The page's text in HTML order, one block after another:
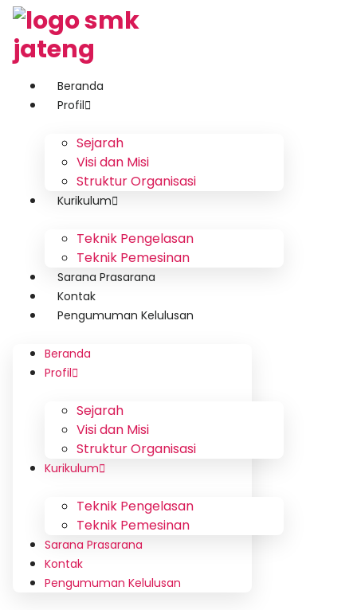
Beranda
Profil
Sejarah
Visi dan Misi
Struktur Organisasi
Kurikulum
Teknik Pengelasan
Teknik Pemesinan
Sarana Prasarana
Kontak
Pengumuman Kelulusan
Beranda
Profil
Sejarah
Visi dan Misi
Struktur Organisasi
Kurikulum
Teknik Pengelasan
Teknik Pemesinan
Sarana Prasarana
Kontak
Pengumuman Kelulusan